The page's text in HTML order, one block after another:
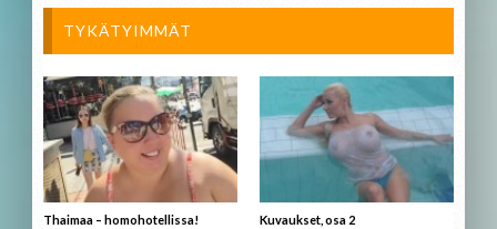
TYKÄTYIMMÄT
Thaimaa – homohotellissa! Kuvaukset, osa 2